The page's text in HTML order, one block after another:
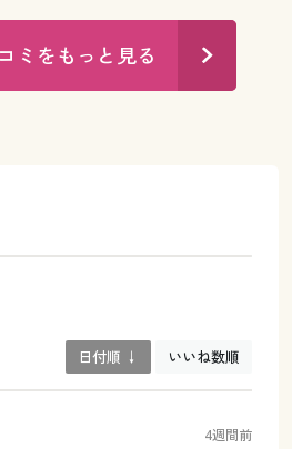
ミをもっと見る
日付順 ↓ いいね数順
4週間前